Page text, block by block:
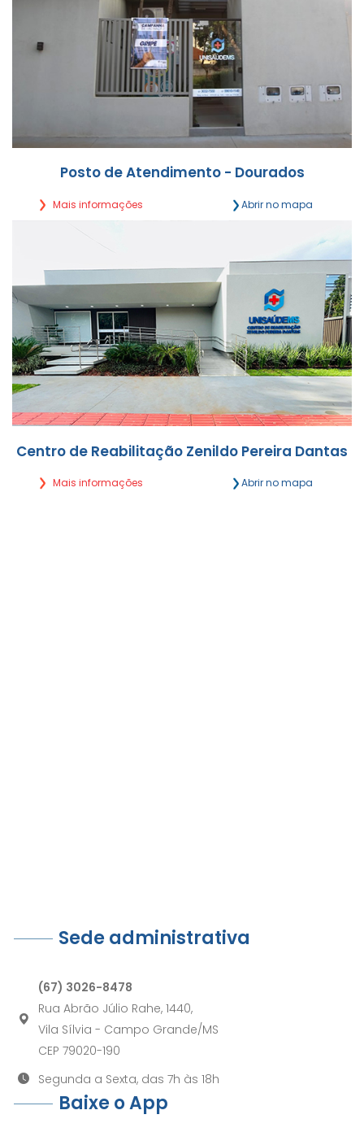
(67) 3027-0503 | (67) 9 9895-4514
Detalhes
Posto de Atendimento - Dourados
Mais informações Abrir no mapa
Segunda a Sexta,
das 7h30 às 12h | 14h às 17h30
Centro de Reabilitação Zenildo Pereira Dantas
Mais informações Abrir no mapa
Sede administrativa
(67) 3026-8478
Rua Abrão Júlio Rahe, 1440,
Vila Sílvia - Campo Grande/MS
CEP 79020-190
Segunda a Sexta, das 7h às 18h
Baixe o App